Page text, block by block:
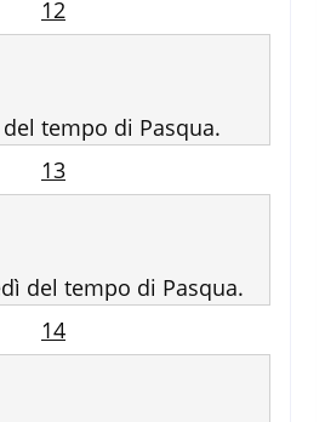
12
tempo di Pasqua.
13
del tempo di Pasqua.
14